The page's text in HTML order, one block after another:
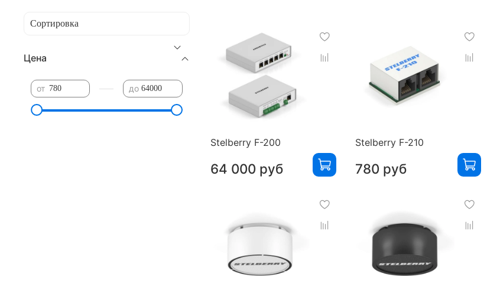
Stelberry F-200
64 000 руб
Stelberry F-210
780 руб
Цена
от до